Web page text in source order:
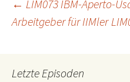
← LIM073 IBM-Aperto-
Arbeitgeber für IIMler
Letzte Episoden